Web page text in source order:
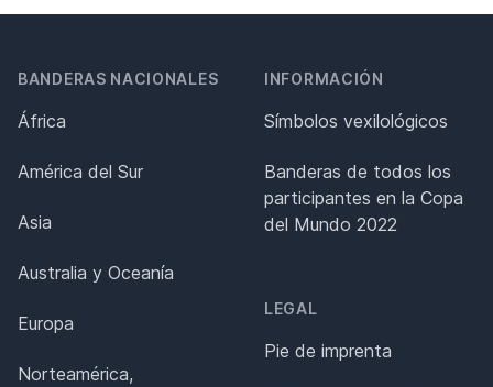
BANDERAS NACIONALES
África
América del Sur
Asia
Australia y Oceanía
Europa
Norteamérica,
INFORMACIÓN
Símbolos vexilológicos
Banderas de todos los
participantes en la Copa
del Mundo 2022
LEGAL
Pie de imprenta